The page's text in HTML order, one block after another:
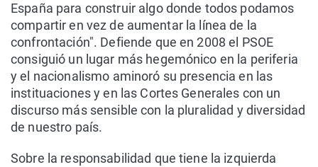
España para construir algo donde todos podamos
compartir en vez de aumentar la línea de la
confrontación". Defiende que en 2008 el PSOE
consiguió un lugar más hegemónico en la periferia
y el nacionalismo aminoró su presencia en las
instituaciones y en las Cortes Generales con un
discurso más sensible con la pluralidad y diversidad
de nuestro país.
Sobre la responsabilidad que tiene la izquierda